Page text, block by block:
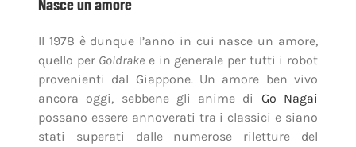
Nasce un amore
Il 1978 è dunque l’anno in cui nasce un amore,
quello per Goldrake e in generale per tutti i robot
provenienti dal Giappone. Un amore ben vivo
ancora oggi, sebbene gli anime di Go Nagai
possano essere annoverati tra i classici e siano
stati superati dalle numerose riletture del